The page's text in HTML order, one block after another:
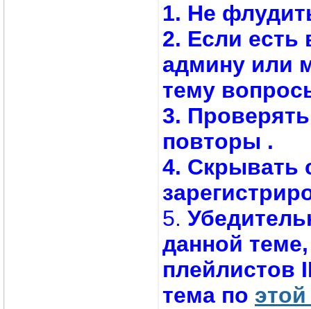
1. Не
2. Если есть
админу или
тему
3.
повторы .
4. Скрывать
5.
данной
плейлистов
тема по